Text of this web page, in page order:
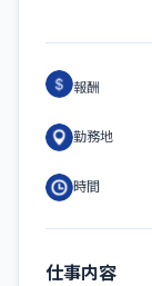
報酬
勤務地
時間
仕事内容